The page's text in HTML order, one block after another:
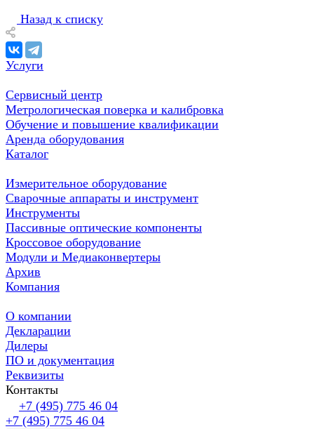
Назад к списку
Услуги
Сервисный центр
Метрологическая поверка и калибровка
Обучение и повышение квалификации
Аренда оборудования
Каталог
Измерительное оборудование
Сварочные аппараты и инструмент
Инструменты
Пассивные оптические компоненты
Кроссовое оборудование
Модули и Медиаконвертеры
Архив
Компания
О компании
Декларации
Дилеры
ПО и документация
Реквизиты
Контакты
+7 (495) 775 46 04
+7 (495) 775 46 04